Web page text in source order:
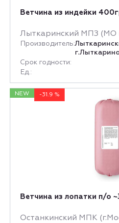
Ветчина из индейки
Лыткаринский МПЗ (МО
Производитель:
Срок годности:
Ед.:
NEW -31.9 %
Ветчина из лопатки п/о
Останкинский МПК